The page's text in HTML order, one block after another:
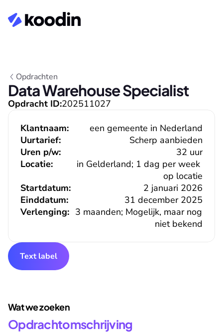
Opdrachten
Data Warehouse Specialist
Opdracht ID:202511027
Klantnaam:
een gemeente in Nederland
Uurtarief:
Scherp aanbieden
32 uur
Uren p/w:
Locatie:
in Gelderland; 1 dag per week
op locatie
Verlenging: 3 maanden; Mogelijk, maar nog
niet bekend
Einddatum: 31 december 2025
Startdatum: 2 januari 2026
Text label
Wat we zoeken
Opdrachtomschrijving